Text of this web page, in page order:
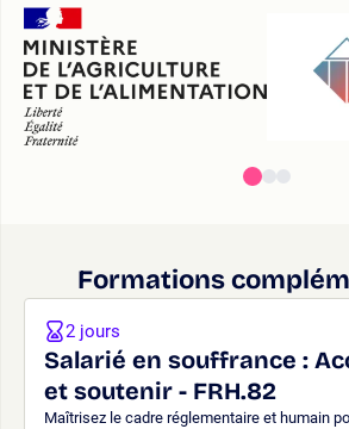
Formations
Salarié en souffrance :
et soutenir - FRH.82
Maîtrisez le cadre réglementaire et humain
2 jours